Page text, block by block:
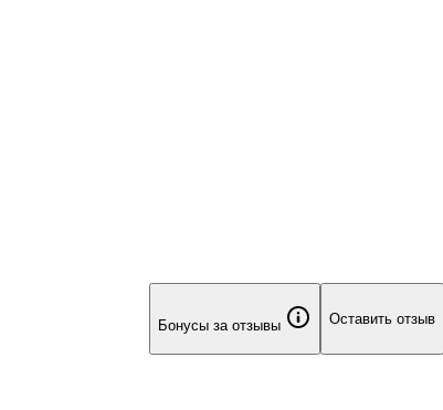
Бонусы за отзывы Оставить отзыв